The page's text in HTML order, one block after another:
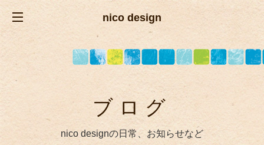
nico design
ブログ
nico designの日常、お知らせなど